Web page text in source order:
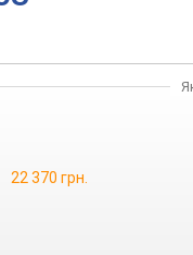
22 370 грн.